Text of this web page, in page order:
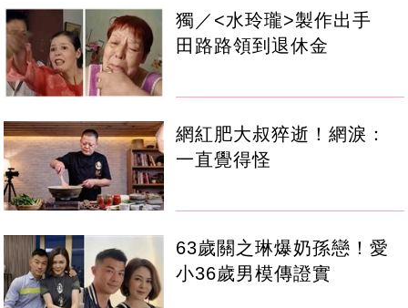
獨／<水玲瓏>製作出手
田路路領到退休金
網紅肥大叔猝逝！網淚：
一直覺得怪
63歲關之琳爆奶孫戀！愛
小36歲男模傳證實